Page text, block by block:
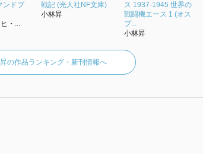
ンドブ
・...
戦記 (光人社NF文庫)
小林昇
ス 1937-1945 世界の
戦闘機エース 1 (オス
プ...
小林昇
の作品ランキング・新刊情報へ